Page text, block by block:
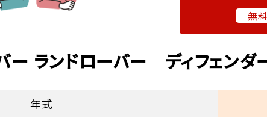
無料
ー ランドローバー ディフェンダ
年式